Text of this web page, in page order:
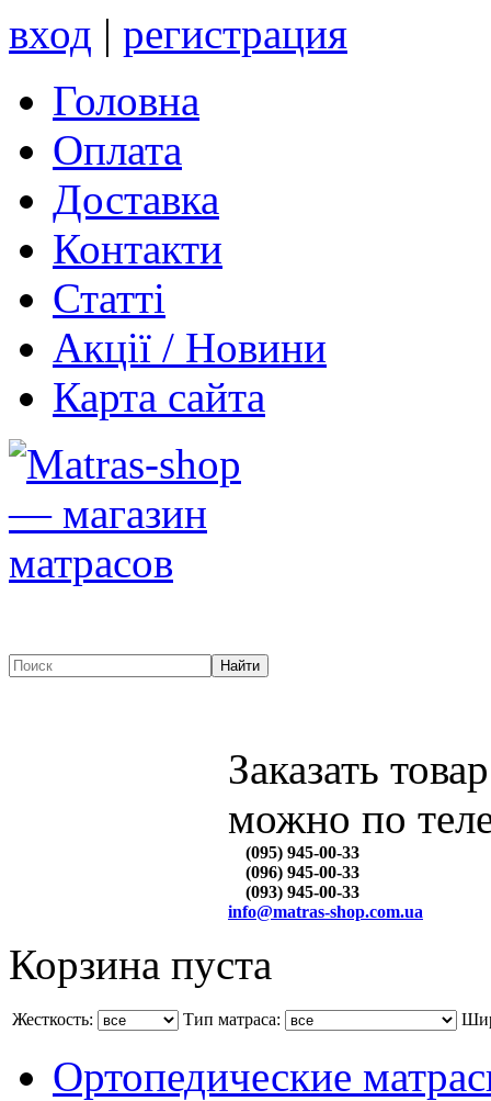
вход | регистрация
Головна
Оплата
Доставка
Контакти
Статті
Акції / Новини
Карта сайта
Заказать товар
можно по
(095) 945-00-33
(096) 945-00-33
(093) 945-00-33
info@matras-shop.com.ua
Корзина пуста
Жесткость: Тип матраса:
Ортопедические